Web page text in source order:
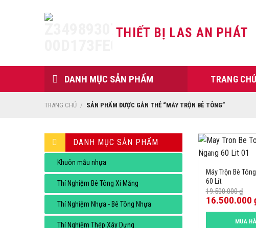
THIẾT BỊ LAS AN PHÁT
DANH MỤC SẢN PHẨM TRANG CHỦ
TRANG CHỦ / SẢN PHẨM ĐƯỢC GẮN THẺ “MÁY TRỘN BÊ TÔNG”
DANH MỤC SẢN PHẨM
Khuôn mẫu nhựa
Thí Nghiệm Bê Tông Xi Măng
Thí Nghiệm Nhựa - Bê Tông Nhựa
Thí Nghiệm Thép Xây Dựng
-15%
Máy Trộn Bê
60 Lít
19.500.000₫
16.500.000
MUA